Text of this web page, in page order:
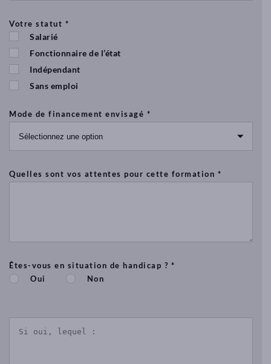
Votre statut *
Salarié
Fonctionnaire de l’état
Indépendant
Sans emploi
Mode de financement envisagé *
Quelles sont vos attentes pour cette formation *
Êtes-vous en situation de handicap ? *
Oui
Non